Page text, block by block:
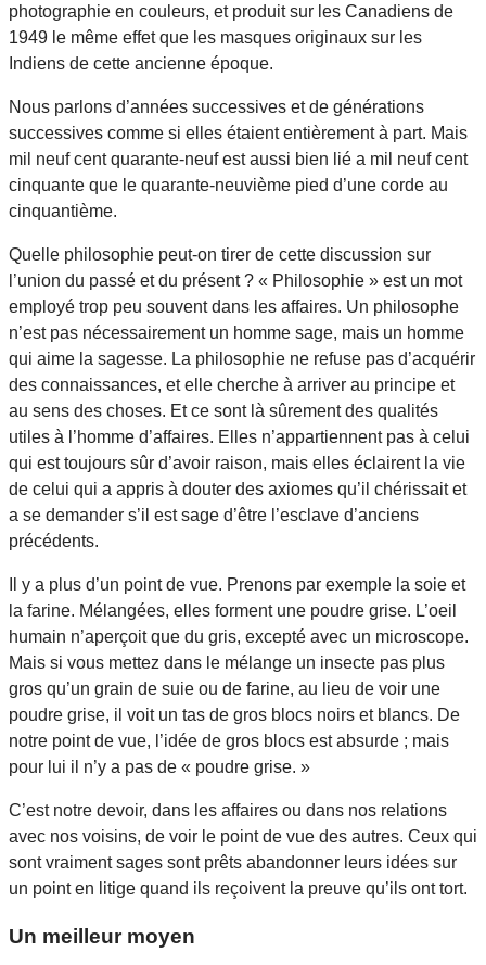
photographie en couleurs, et produit sur les Canadiens de
1949 le même effet que les masques originaux sur les
Indiens de cette ancienne époque.
Nous parlons d’années successives et de générations
successives comme si elles étaient entièrement à part. Mais
mil neuf cent quarante-neuf est aussi bien lié a mil neuf cent
cinquante que le quarante-neuvième pied d’une corde au
cinquantième.
Quelle philosophie peut-on tirer de cette discussion sur
l’union du passé et du présent ? « Philosophie » est un mot
employé trop peu souvent dans les affaires. Un philosophe
n’est pas nécessairement un homme sage, mais un homme
qui aime la sagesse. La philosophie ne refuse pas d’acquérir
des connaissances, et elle cherche à arriver au principe et
au sens des choses. Et ce sont là sûrement des qualités
utiles à l’homme d’affaires. Elles n’appartiennent pas à celui
qui est toujours sûr d’avoir raison, mais elles éclairent la vie
de celui qui a appris à douter des axiomes qu’il chérissait et
a se demander s’il est sage d’être l’esclave d’anciens
précédents.
Il y a plus d’un point de vue. Prenons par exemple la soie et
la farine. Mélangées, elles forment une poudre grise. L’oeil
humain n’aperçoit que du gris, excepté avec un microscope.
Mais si vous mettez dans le mélange un insecte pas plus
gros qu’un grain de suie ou de farine, au lieu de voir une
poudre grise, il voit un tas de gros blocs noirs et blancs. De
notre point de vue, l’idée de gros blocs est absurde ; mais
pour lui il n’y a pas de « poudre grise. »
C’est notre devoir, dans les affaires ou dans nos relations
avec nos voisins, de voir le point de vue des autres. Ceux qui
sont vraiment sages sont prêts abandonner leurs idées sur
un point en litige quand ils reçoivent la preuve qu’ils ont tort.
Un meilleur moyen